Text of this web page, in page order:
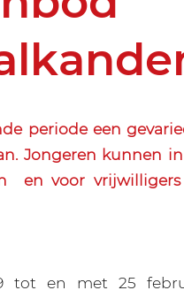
periode een
Jongeren kunnen
en voor
tot en met 25